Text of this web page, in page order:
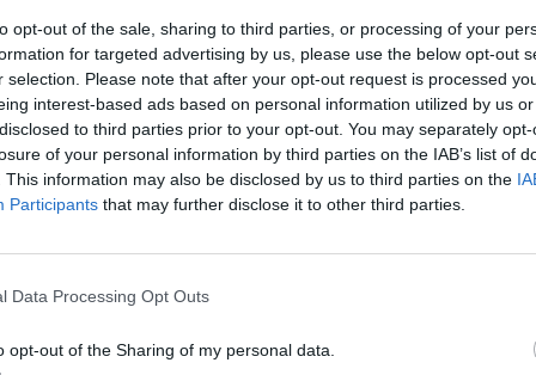
opt-out of the sale, sharing to third parties, or processing of your
for targeted advertising by us, please use the below opt-out
selection. Please note that after your opt-out request is processed
interest-based ads based on personal information utilized by us
to third parties prior to your opt-out. You may separately
of your personal information by third parties on the IAB’s list of
This information may also be disclosed by us to third parties on the
Participants that may further disclose it to other third parties.
Data Processing Opt Outs
opt-out of the Sharing of my personal data.
2026 16:06
dla milionów polskich rodzin. ZUS wypłacił już 173 mln
wciąż można składać
2026 12:56